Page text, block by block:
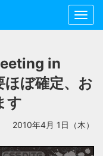
in
ぼ確定、お
す
2010年4月 1日（木）